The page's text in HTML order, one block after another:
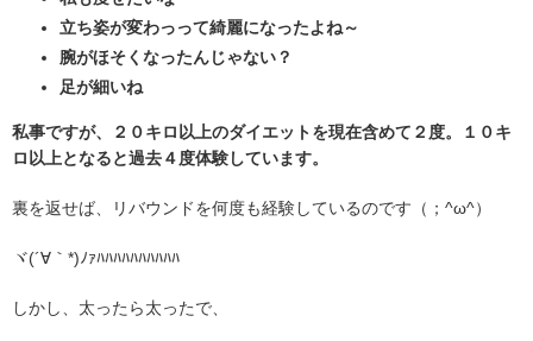
立ち姿が変わっって綺麗になったよね～
腕がほそくなったんじゃない？
足が細いね
私事ですが、２０キロ以上のダイエットを現在含めて２度。１０キ
ロ以上となると過去４度体験しています。
裏を返せば、リバウンドを何度も経験しているのです（；^ω^）
ヾ(´∀｀*)ﾉｧﾊﾊﾊﾊﾊﾊﾊﾊﾊﾊ
しかし、太ったら太ったで、